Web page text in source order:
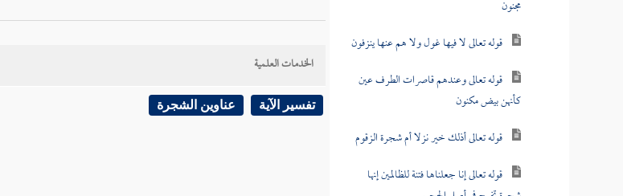
مجنون
قوله تعالى لا فيها غول ولا هم عنها ينزفون
قوله تعالى وعندهم قاصرات الطرف عين
كأنهن بيض مكنون
قوله تعالى أذلك خير نزلا أم شجرة الزقوم
قوله تعالى إنا جعلناها فتنة للظالمين إنها
الخدمات العلمية
تفسير الآية عناوين الشجرة